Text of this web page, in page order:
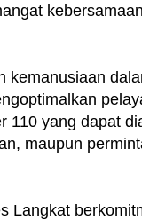
kemanusiaan
110 yang dapat
maupun
Langkat